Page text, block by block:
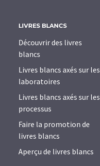
LIVRES BLANCS
Découvrir des livres
blancs
Livres blancs axés sur les
laboratoires
Livres blancs axés sur les
processus
Faire la promotion de
livres blancs
Aperçu de livres blancs